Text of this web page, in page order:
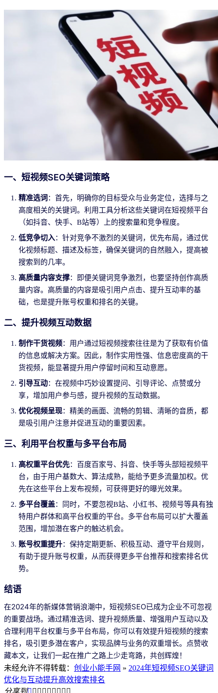
一、短视频SEO关键词策略
精准选词：首先，明确你的目标受众与业务定位，选择与之
高度相关的关键词。利用工具分析这些关键词在短视频平台
（如抖音、快手、B站等）上的搜索量和竞争程度。
低竞争切入：针对竞争不激烈的关键词，优先布局，通过优
化视频标题、描述及标签，确保关键词的自然融入，提高被
搜索到的几率。
高质量内容支撑：即便关键词竞争激烈，也要坚持创作高质
量内容。高质量的内容是吸引用户点击、提升互动率的基
础，也是提升账号权重和排名的关键。
二、提升视频互动数据
制作干货视频：用户通过短视频搜索往往是为了获取有价值
的信息或解决方案。因此，制作实用性强、信息密度高的干
货视频，能显著提升用户停留时间和互动意愿。
引导互动：在视频中巧妙设置提问、引导评论、点赞或分
享，增加用户参与感，提升视频的互动数据。
优化视频呈现：精美的画面、流畅的剪辑、清晰的音质，都
是吸引用户注意并促进互动的重要因素。
三、利用平台权重与多平台布局
高权重平台优先：百度百家号、抖音、快手等头部短视频平
台，由于用户基数大、算法成熟，能给予更多流量加权。优
先在这些平台上发布视频，可获得更好的曝光效果。
多平台覆盖：同时，不要忽视B站、小红书、视频号等具有独
特用户群体和高平台权重的平台。多平台布局可以扩大覆盖
范围，增加潜在客户的触达机会。
账号权重提升：保持定期更新、积极互动、遵守平台规则，
有助于提升账号权重，从而获得更多平台推荐和搜索排名优
势。
结语
在2024年的新媒体营销浪潮中，短视频SEO已成为企业不可忽视
的重要战场。通过精准选词、提升视频质量、增强用户互动以及
合理利用平台权重与多平台布局，你可以有效提升短视频的搜索
排名，吸引更多潜在客户，实现品牌与业务的双重增长。点赞收
藏本文，让我们一起在推广之路上少走弯路，共创辉煌！
未经允许不得转载： 创业小能手网 » 2024年短视频SEO关键词
优化与互动提升高效搜索排名
分享到        